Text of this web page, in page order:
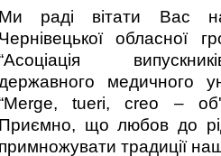
Ми раді вітати Вас
Чернівецької обласної
медичного
tueri, creo –
Приємно, що любов до
примножувати традиції